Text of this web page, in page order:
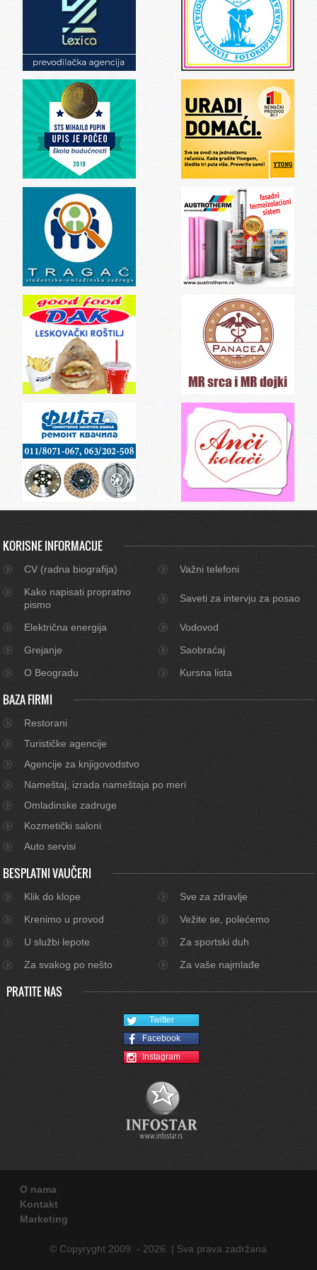
KORISNE INFORMACIJE
CV (radna biografija)
Važni telefoni
Kako napisati propratno
pismo
Saveti za intervju za posao
Električna energija
Vodovod
Grejanje
Saobraćaj
O Beogradu
Kursna lista
BAZA FIRMI
Restorani
Turističke agencije
Agencije za knjigovodstvo
Nameštaj, izrada nameštaja po meri
Omladinske zadruge
Kozmetički saloni
Auto servisi
BESPLATNI VAUČERI
Klik do klope
Sve za zdravlje
Krenimo u provod
Vežite se, polećemo
U službi lepote
Za sportski duh
Za svakog po nešto
Za vaše najmlađe
PRATITE NAS
Twitter
Facebook
Instagram
O nama
Kontakt
Marketing
© Copyryght 2009. - 2026. | Sva prava zadržana